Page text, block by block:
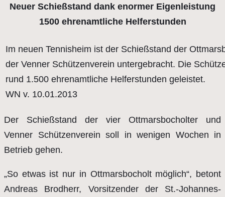
Neuer Schießstand dank enormer Eigenleistung
1500 ehrenamtliche Helferstunden
Im neuen Tennisheim ist der Schießstand der
der Venner Schützenverein untergebracht. Die
rund 1.500 ehrenamtliche Helferstunden geleistet.
WN v. 10.01.2013
Der Schießstand der vier Ottmarsbocholter und
Venner Schützenverein soll in wenigen Wochen in
Betrieb gehen.
„So etwas ist nur in Ottmarsbocholt möglich“, betont
Andreas Brodherr, Vorsitzender der St.-Johannes-